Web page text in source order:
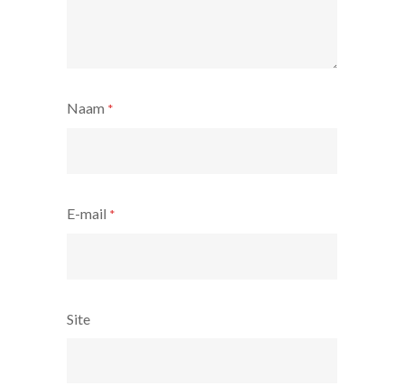
Naam *
E-mail *
Site